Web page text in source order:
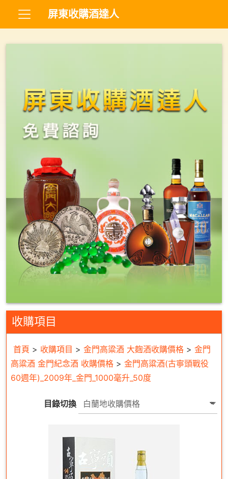
屏東收購酒達人
收購項目
首頁 > 收購項目 > 金門高粱酒 大麴酒收購價格 > 金門
高粱酒 金門紀念酒 收購價格 > 金門高粱酒(古寧頭戰役
60週年)_2009年_金門_1000毫升_50度
目錄切換